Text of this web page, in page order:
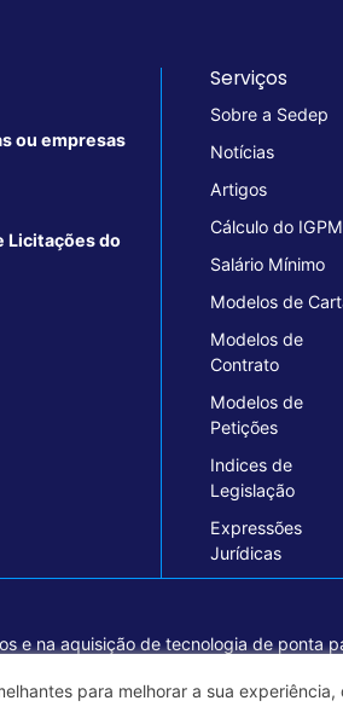
ou empresas
Licitações do
Serviços
Sobre a Sedep
Notícias
Artigos
Cálculo do IGPM
Salário Mínimo
Modelos de
Modelos de
Contrato
Modelos de
Petições
Indices de
Legislação
Expressões
Jurídicas
e na aquisição de tecnologia de ponta
empresariais.
para melhorar a sua